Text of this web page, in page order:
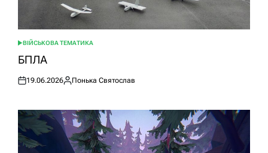
ОПУБЛІКУВАТИ
У
ВІЙСЬКОВА ТЕМАТИКА
БПЛА
Оприлюднено
19.06.2026
Опубліковано
Понька Святослав